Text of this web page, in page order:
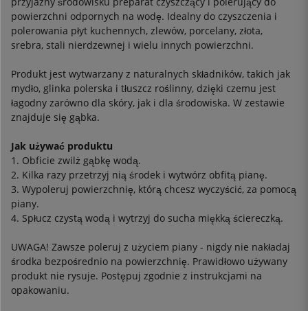
powierzchni odpornych na wodę. Idealny do czyszczenia i
polerowania płyt kuchennych, zlewów, porcelany, złota,
srebra, stali nierdzewnej i wielu innych powierzchni.
Produkt jest wytwarzany z naturalnych składników, takich jak
mydło, glinka polerska i tłuszcz roślinny, dzięki czemu jest
łagodny zarówno dla skóry, jak i dla środowiska. W zestawie
znajduje się gąbka.
Jak używać produktu
1. Obficie zwilż gąbkę wodą.
2. Kilka razy przetrzyj nią środek i wytwórz obfitą pianę.
3. Wypoleruj powierzchnię, którą chcesz wyczyścić, za pomocą
piany.
4. Spłucz czystą wodą i wytrzyj do sucha miękką ściereczką.
UWAGA! Zawsze poleruj z użyciem piany - nigdy nie nakładaj
środka bezpośrednio na powierzchnię. Prawidłowo używany
produkt nie rysuje. Postępuj zgodnie z instrukcjami na
opakowaniu.